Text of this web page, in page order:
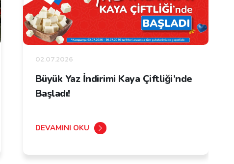
02.07.2026
Büyük Yaz İndirimi Kaya Çiftliği’nde
Başladı!
DEVAMINI OKU